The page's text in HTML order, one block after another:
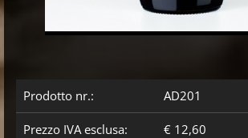
Prodotto nr.: AD201
Prezzo IVA esclusa: € 12,60